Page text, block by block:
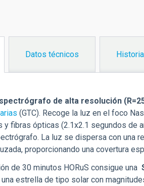
Datos técnicos Historia
de alta resolución
(GTC). Recoge la luz en el foco
y fibras ópticas (2.1x2.1 segundos de
La luz se dispersa con una
proporcionando una covertura
de 30 minutos HORuS consigue una
estrella de tipo solar con